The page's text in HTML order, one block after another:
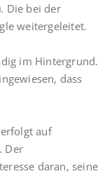
Die bei der
weitergeleitet.
im Hintergrund.
dass
auf
Der
daran, seine